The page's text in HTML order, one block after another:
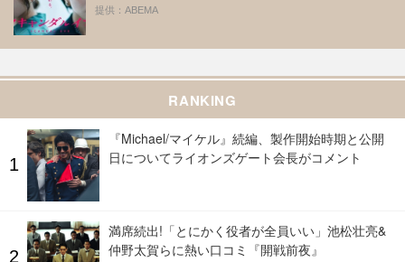
提供：ABEMA
RANKING
『Michael/マイケル』続編、製作開始時期と公開
日についてライオンズゲート会長がコメント
満席続出!「とにかく役者が全員いい」池松壮亮&
仲野太賀らに熱い口コミ『開戦前夜』